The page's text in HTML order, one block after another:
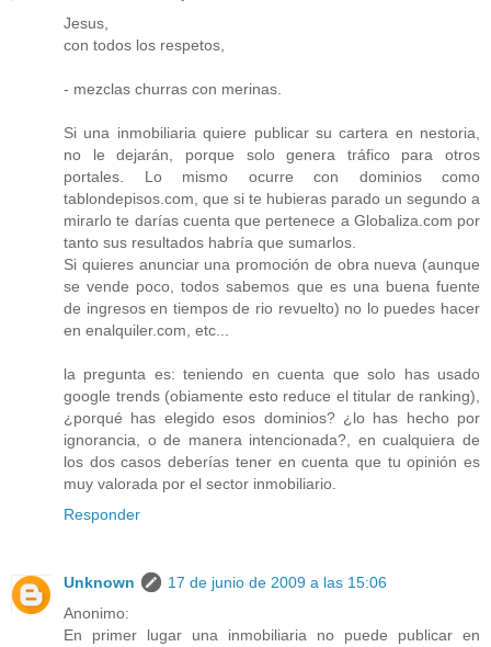
Jesus,
con todos los respetos,
- mezclas churras con merinas.
Si una inmobiliaria quiere publicar su cartera en nestoria,
no le dejarán, porque solo genera tráfico para otros
portales. Lo mismo ocurre con dominios como
tablondepisos.com, que si te hubieras parado un segundo a
mirarlo te darías cuenta que pertenece a Globaliza.com por
tanto sus resultados habría que sumarlos.
Si quieres anunciar una promoción de obra nueva (aunque
se vende poco, todos sabemos que es una buena fuente
de ingresos en tiempos de rio revuelto) no lo puedes hacer
en enalquiler.com, etc...
la pregunta es: teniendo en cuenta que solo has usado
google trends (obiamente esto reduce el titular de ranking),
¿porqué has elegido esos dominios? ¿lo has hecho por
ignorancia, o de manera intencionada?, en cualquiera de
los dos casos deberías tener en cuenta que tu opinión es
muy valorada por el sector inmobiliario.
Responder
Unknown
17 de junio de 2009 a las 15:06
Anonimo:
En primer lugar una inmobiliaria no puede publicar en